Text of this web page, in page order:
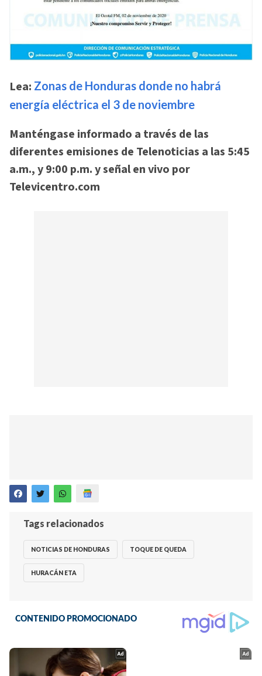
Lea: Zonas de Honduras donde no habrá
energía eléctrica el 3 de noviembre
Manténgase informado a través de las
diferentes emisiones de Telenoticias a las 5:45
a.m., y 9:00 p.m. y señal en vivo por
Televicentro.com
Tags relacionados
NOTICIAS DE HONDURAS TOQUE DE QUEDA
HURACÁN ETA